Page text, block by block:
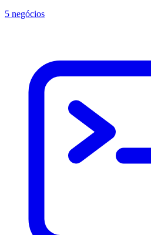
5 negócios